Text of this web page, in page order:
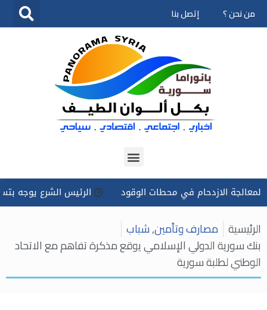
تخطى
من نحن ؟ إتصل بنا
في محطات الوقود الرئيس الشرع يوجه بتسخير كل
الرئيسية مصارف وتأمين,شباب
بنك سورية الدولي الإسلامي يوقع مذكرة تفاهم مع الاتحاد
الوطني لطلبة سورية